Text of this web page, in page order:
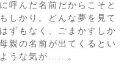
呼んだ名前だからこそと
しかり。どんな夢を見て
ずもなく、ごまかすしか
親の名前が出てくるとい
うな気が……。